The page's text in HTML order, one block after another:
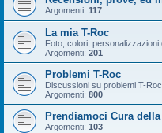
Argomenti: 117
La mia T-Roc
Foto, colori, personalizzazioni
Argomenti: 201
Problemi T-Roc
Discussioni su problemi T-Roc
Argomenti: 800
Prendiamoci Cura
Argomenti: 103